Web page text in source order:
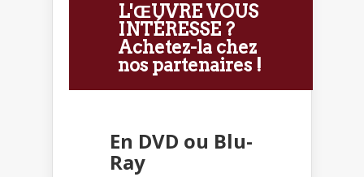
L'ŒUVRE VOUS
INTÉRESSE ?
Achetez-la chez
nos partenaires !
En DVD ou Blu-
Ray